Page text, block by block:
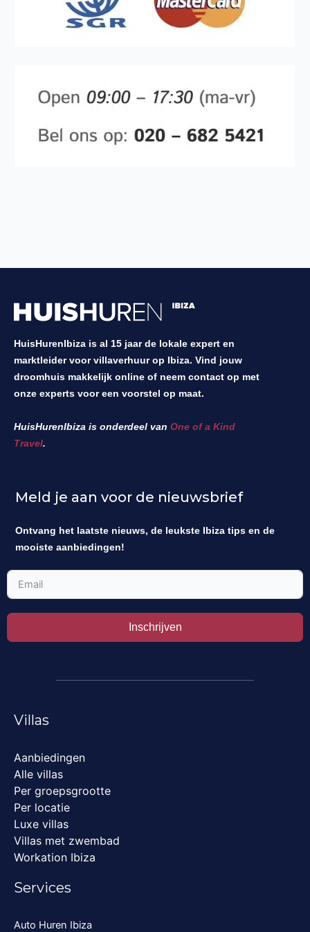
HuisHurenIbiza is al 15 jaar de lokale expert en
marktleider voor villaverhuur op Ibiza. Vind jouw
droomhuis makkelijk online of neem contact op met
onze experts voor een voorstel op maat.
HuisHurenIbiza is onderdeel van One of a Kind
Travel.
Meld je aan voor de nieuwsbrief
Ontvang het laatste nieuws, de leukste Ibiza tips en de
mooiste aanbiedingen!
Inschrijven
Villas
Aanbiedingen
Alle villas
Per groepsgrootte
Per locatie
Luxe villas
Villas met zwembad
Workation Ibiza
Services
Auto Huren Ibiza